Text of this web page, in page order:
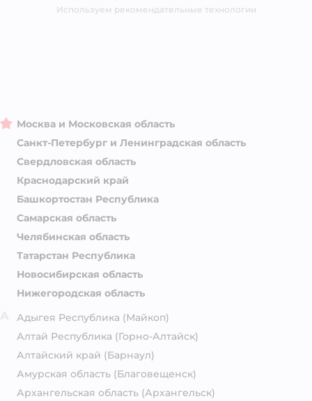
Используем рекомендательные технологии
Москва и Московская область
Санкт-Петербург и Ленинградская область
Свердловская область
Краснодарский край
Башкортостан Республика
Самарская область
Челябинская область
Татарстан Республика
Новосибирская область
Нижегородская область
Адыгея Республика (Майкоп)
Алтай Республика (Горно-Алтайск)
Алтайский край (Барнаул)
Амурская область (Благовещенск)
Архангельская область (Архангельск)